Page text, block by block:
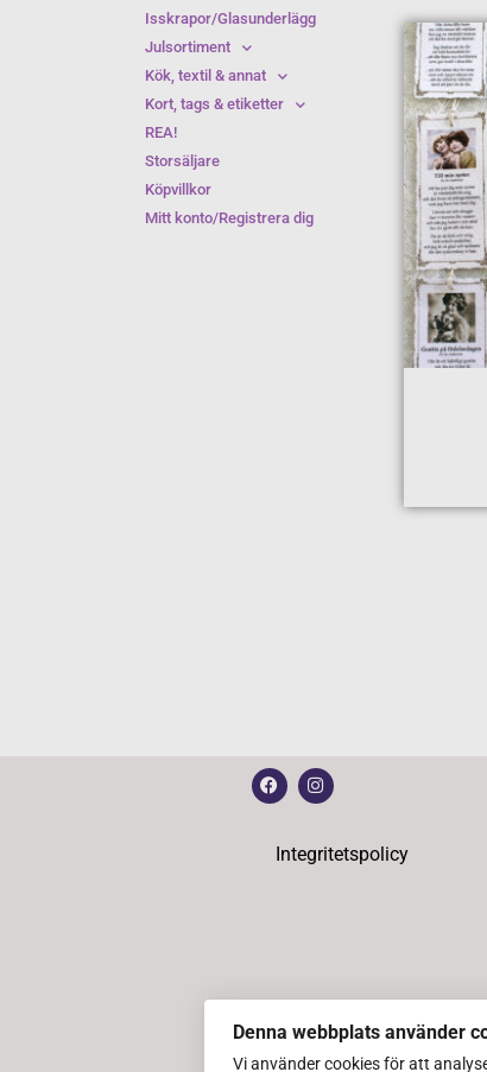
Isskrapor/Glasunderlägg
Julsortiment
Kök, textil & annat
Kort, tags & etiketter
REA!
Storsäljare
Köpvillkor
Mitt konto/Registrera dig
Integritetspolicy
Denna webbplats använder
Vi använder cookies för att